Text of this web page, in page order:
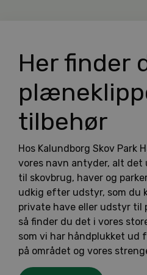
Her finder
tilbehør
Hos Kalundborg Skov Park
vores navn antyder, alt
til skovbrug, haver og
udkig efter udstyr, som du
private have eller udstyr til
så finder du det i vores
som vi har håndplukket ud
på området og vores